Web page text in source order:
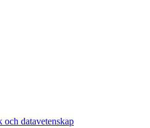
datavetenskap